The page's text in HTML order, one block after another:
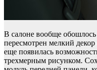
В салоне вообще
пересмотрен мелкий
еще появилась
трехмерным рисунком.